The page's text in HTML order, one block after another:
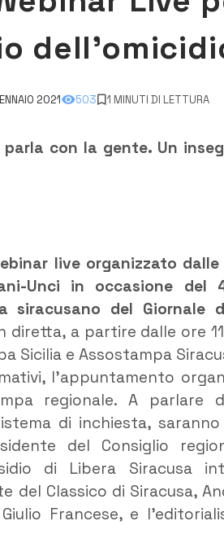
2021 503 1 MINUTI DI LETTURA
con la gente. Un
live organizzato
Unci in occasione del
siracusano del Giornale
diretta, a partire dalle ore
Sicilia e Assostampa
l’appuntamento
regionale. A
di inchiesta,
del Consiglio
di Libera Siracusa
del Classico di Siracusa,
Francese, e